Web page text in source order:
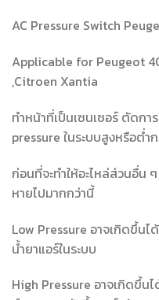
AC Pressure Switch
Applicable for Peugeot
,Citroen Xantia
ทำหน้าที่เป็นเซนเซอร์ ตัดก
pressure ในระบบสูงหรือต่ำ
ก่อนที่จะทำให้อะไหล่ส่วนอื่น
หายไปมากกว่านี้
Low Pressure อาจเกิดขึ้นไ
น้ำยาแอร์ในระบบ
High Pressure อาจเกิดขึ้น